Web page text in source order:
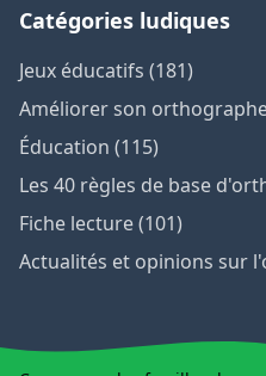
Catégories ludiques
Jeux éducatifs (181)
Améliorer son
Éducation (115)
Les 40 règles de base
Fiche lecture (101)
Actualités et opinions sur